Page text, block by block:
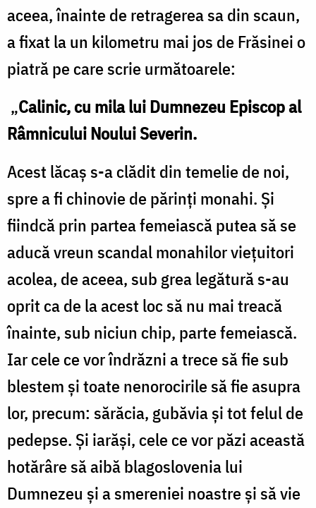
aceea, înainte de retragerea sa din scaun,
a fixat la un kilometru mai jos de Frăsinei o
piatră pe care scrie următoarele:
„Calinic, cu mila lui Dumnezeu Episcop al
Râmnicului Noului Severin.
Acest lăcaş s-a clădit din temelie de noi,
spre a fi chinovie de părinţi monahi. Şi
fiindcă prin partea femeiască putea să se
aducă vreun scandal monahilor vieţuitori
acolea, de aceea, sub grea legătură s-au
oprit ca de la acest loc să nu mai treacă
înainte, sub niciun chip, parte femeiască.
Iar cele ce vor îndrăzni a trece să fie sub
blestem şi toate nenorocirile să fie asupra
lor, precum: sărăcia, gubăvia şi tot felul de
pedepse. Şi iarăşi, cele ce vor păzi această
hotărâre să aibă blagoslovenia lui
Dumnezeu şi a smereniei noastre şi să vie